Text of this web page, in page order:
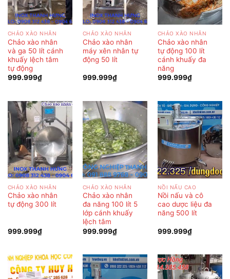
CHẢO XÀO NHÂN
Chảo xào nhân
và ga 50 lít cánh
khuấy lệch tâm
tự động
999.999₫
CHẢO XÀO NHÂN
Chảo xào nhân
máy xên nhân tự
động 50 lít
999.999₫
CHẢO XÀO NHÂN
Chảo xào nhân
tự động 100 lít
cánh khuấy đa
năng
999.999₫
CHẢO XÀO NHÂN
Chảo xào nhân
tự động 300 lít
999.999₫
CHẢO XÀO NHÂN
Chảo xào nhân
đa năng 100 lít 5
lớp cánh khuấy
lệch tâm
999.999₫
NỒI NẤU CAO
Nồi nấu và cô
cao dược liệu đa
năng 500 lít
999.999₫